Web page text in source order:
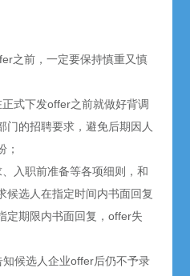
之前，一定要保持慎重又慎
正式下发offer之前就做好背调
门的招聘要求，避免后期因人
；
、入职前准备等各项细则，和
候选人在指定时间内书面回复
定期限内书面回复，offer失
知候选人企业offer后仍不予录